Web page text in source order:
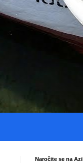
Naročite se na Azil